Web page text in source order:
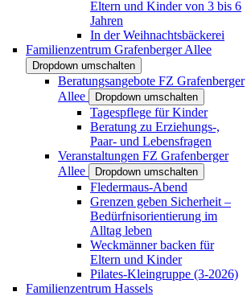
Eltern und Kinder von 3 bis 6
Jahren
In der Weihnachtsbäckerei
Familienzentrum Grafenberger Allee
Dropdown umschalten
Beratungsangebote FZ Grafenberger
Allee
Dropdown umschalten
Tagespflege für Kinder
Beratung zu Erziehungs-,
Paar- und Lebensfragen
Veranstaltungen FZ Grafenberger
Allee
Dropdown umschalten
Fledermaus-Abend
Grenzen geben Sicherheit –
Bedürfnisorientierung im
Alltag leben
Weckmänner backen für
Eltern und Kinder
Pilates-Kleingruppe (3-2026)
Familienzentrum Hassels